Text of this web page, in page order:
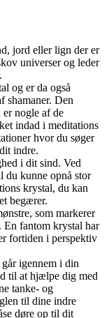
jord eller lign der er
universer og leder
og er da også
shamaner. Den
er nogle af de
indad i meditations
hvor du søger
indre.
i dit sind. Ved
du kunne opnå stor
krystal, du kan
begærer.
som markerer
En fantom krystal har
fortiden i perspektiv
igennem i din
til at hjælpe dig med
tanke- og
til dine indre
døre op til dit